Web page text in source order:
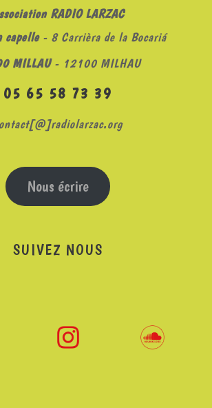
RADIO LARZAC
capelle- 8 Carrièra de la Bocariá
MILLAU- 12100 MILHAU
05 65 58 73 39
Nous écrire
SUIVEZ NOUS